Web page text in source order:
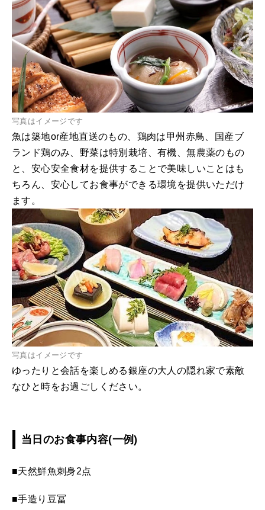
写真はイメージです
魚は築地or産地直送のもの、鶏肉は甲州赤鳥、国産ブ
ランド鶏のみ、野菜は特別栽培、有機、無農薬のもの
と、安心安全食材を提供することで美味しいことはも
ちろん、安心してお食事ができる環境を提供いただけ
ます。
写真はイメージです
ゆったりと会話を楽しめる銀座の大人の隠れ家で素敵
なひと時をお過ごしください。
当日のお食事内容(一例)
■天然鮮魚刺身2点
■手造り豆冨